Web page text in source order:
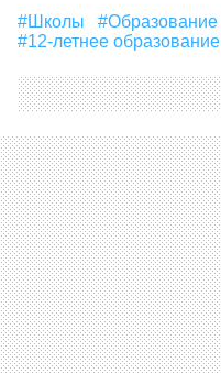
#школы #образование
#12-летнее образование